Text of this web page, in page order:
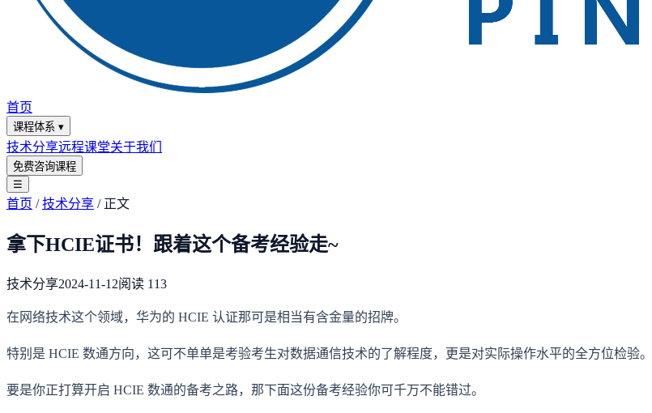
首页
课程体系 ▾
技术分享远程课堂关于我们
免费咨询课程
☰
首页 /技术分享 / 正文
拿下HCIE证书！跟着这个备考经验走~
技术分享2024-11-12阅读 113
在网络技术这个领域，华为的 HCIE 认证那可是相当有含金量的招牌。
特别是 HCIE 数通方向，这可不单单是考验考生对数据通信技术的了解程度，更是对实际操作水平的全方位检验。
要是你正打算开启 HCIE 数通的备考之路，那下面这份备考经验你可千万不能错过。